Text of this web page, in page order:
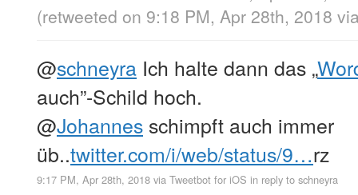
(retweeted on 9:18 PM, Apr 28th, 2018
@schneyra Ich halte dann das „
auch”-Schild hoch.
@Johannes schimpft auch immer
üb..twitter.com/i/web/status/9…rz
9:17 PM, Apr 28th, 2018 via Tweetbot for iΟS in reply to schneyra